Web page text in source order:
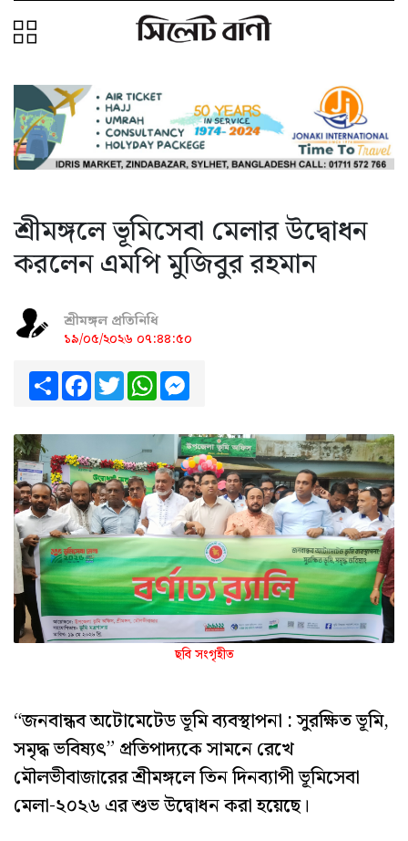
শ্রীমঙ্গলে ভূমিসেবা মেলার উদ্বোধন
করলেন এমপি মুজিবুর রহমান
শ্রীমঙ্গল প্রতিনিধি
১৯/০৫/২০২৬ ০৭:৪৪:৫০
ShareFacebook
TwitterWhatsApp
ছবি সংগৃহীত
“জনবান্ধব অটোমেটেড ভূমি ব্যবস্থাপনা : সুরক্ষিত ভূমি,
সমৃদ্ধ ভবিষ্যৎ” প্রতিপাদ্যকে সামনে রেখে
মৌলভীবাজারের শ্রীমঙ্গলে তিন দিনব্যাপী ভূমিসেবা
মেলা-২০২৬ এর শুভ উদ্বোধন করা হয়েছে।